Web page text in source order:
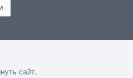
сайт.